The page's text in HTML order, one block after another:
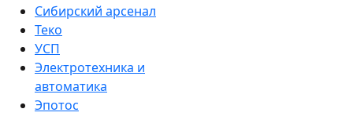
Сибирский арсенал
Теко
УСП
Электротехника и
автоматика
Эпотос